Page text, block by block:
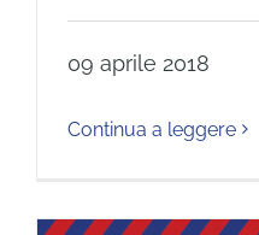
09 aprile 2018
Continua a leggere